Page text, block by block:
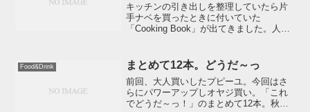
キッチンの引き出しを整理していたら片
手ナベを買ったときに付いていた
「Cooking Book」が出てきました。人
ですね。そういうのは整理じゃなくて清
算って言うのか、、、...
Food&Drink まとめて12本。どうだ～っ
前回、大人買いしたプピーユ。今回はさ
らにパワーアップしオヤジ買い。「これ
でどうだ～っ！」のまとめて12本。秋の